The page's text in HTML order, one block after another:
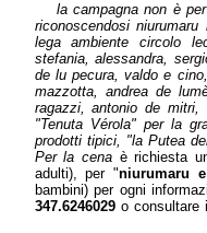
la campagna non è
riconoscendosi
lega ambiente circolo
stefania, alessandra,
de lu pecura, valdo e
mazzotta, andrea de
ragazzi, antonio de
"Tenuta Vérola" per la
prodotti tipici, "la Putea
Per la cenaè richiesta
adulti), per "niurumaru
bambini) per ogni
347.6246029o consultare